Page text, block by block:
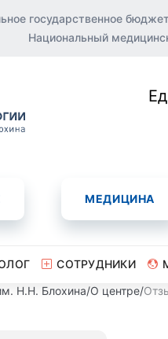
государственное
Национальный
МЕДИЦИНА
СОТРУДНИКИ
Н.Н. Блохина/О центре/